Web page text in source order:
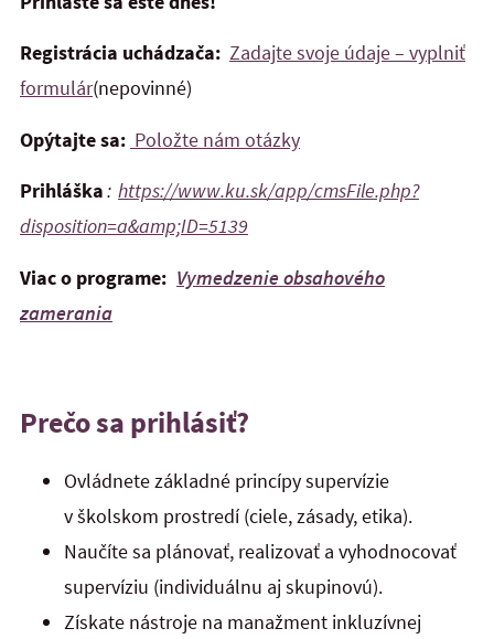
Registrácia uchádzača: Zadajte svoje údaje – vyplniť
formulár(nepovinné)
Opýtajte sa: Položte nám otázky
Prihláška: https://www.ku.sk/app/cmsFile.php?
disposition=a&amp;ID=5139
Viac o programe: Vymedzenie obsahového
zamerania
Prečo sa prihlásiť?
Ovládnete základné princípy supervízie
v školskom prostredí (ciele, zásady, etika).
Naučíte sa plánovať, realizovať a vyhodnocovať
supervíziu (individuálnu aj skupinovú).
Získate nástroje na manažment inkluzívnej